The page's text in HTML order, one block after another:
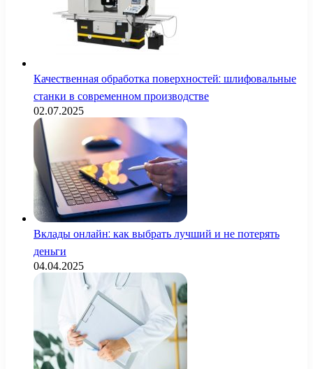
Качественная обработка поверхностей: шлифовальные
станки в современном производстве
02.07.2025
Вклады онлайн: как выбрать лучший и не потерять
деньги
04.04.2025